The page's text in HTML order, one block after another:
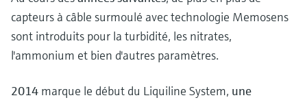
capteurs à câble surmoulé avec technologie Memosens
sont introduits pour la turbidité, les nitrates,
l'ammonium et bien d'autres paramètres.
2014 marque le début du Liquiline System, une